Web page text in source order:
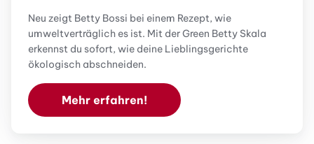
Neu zeigt Betty Bossi bei einem Rezept, wie
umweltverträglich es ist. Mit der Green Betty Skala
erkennst du sofort, wie deine Lieblingsgerichte
ökologisch abschneiden.
Mehr erfahren!